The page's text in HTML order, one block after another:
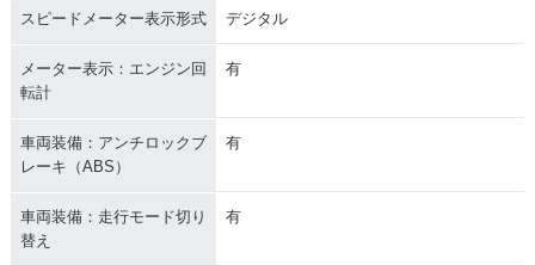
スピードメーター表示形式 デジタル
メーター表示：エンジン回
転計
有
車両装備：アンチロックブ
レーキ（ABS）
有
車両装備：走行モード切り
替え
有